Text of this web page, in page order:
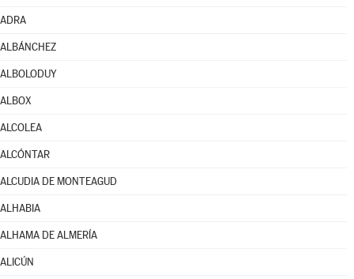
ADRA
ALBÁNCHEZ
ALBOLODUY
ALBOX
ALCOLEA
ALCÓNTAR
ALCUDIA DE MONTEAGUD
ALHABIA
ALHAMA DE ALMERÍA
ALICÚN